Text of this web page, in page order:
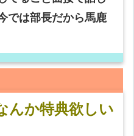
では部長だから馬鹿
んか特典欲しい